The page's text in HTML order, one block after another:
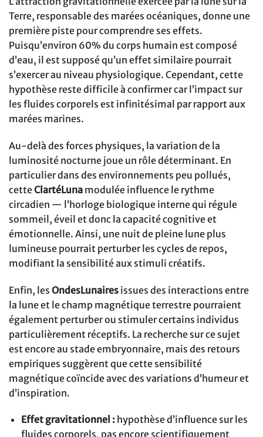
Terre, responsable des marées océaniques, donne une
première piste pour comprendre ses effets.
Puisqu’environ 60% du corps humain est composé
d’eau, il est supposé qu’un effet similaire pourrait
s’exercer au niveau physiologique. Cependant, cette
hypothèse reste difficile à confirmer car l’impact sur
les fluides corporels est infinitésimal par rapport aux
marées marines.
Au-delà des forces physiques, la variation de la
luminosité nocturne joue un rôle déterminant. En
particulier dans des environnements peu pollués,
cetteClartéLuna modulée influence le rythme
circadien — l’horloge biologique interne qui régule
sommeil, éveil et donc la capacité cognitive et
émotionnelle. Ainsi, une nuit de pleine lune plus
lumineuse pourrait perturber les cycles de repos,
modifiant la sensibilité aux stimuli créatifs.
Enfin, les OndesLunaires issues des interactions entre
la lune et le champ magnétique terrestre pourraient
également perturber ou stimuler certains individus
particulièrement réceptifs. La recherche sur ce sujet
est encore au stade embryonnaire, mais des retours
empiriques suggèrent que cette sensibilité
magnétique coïncide avec des variations d’humeur et
d’inspiration.
Effet gravitationnel :hypothèse d’influence sur les
fluides corporels, pas encore scientifiquement